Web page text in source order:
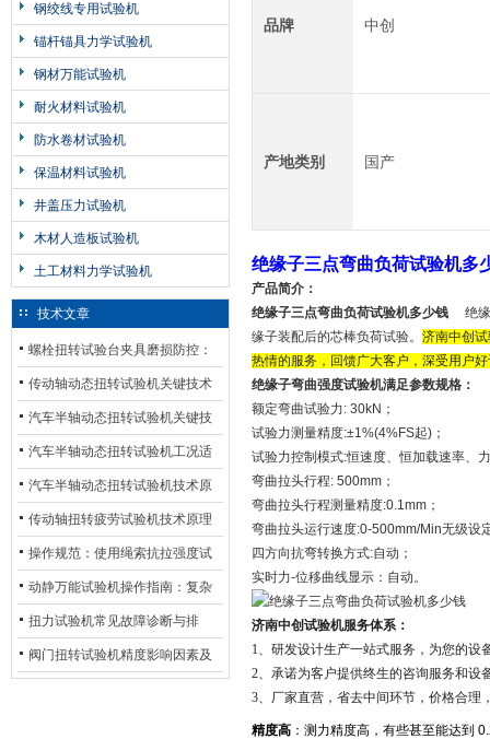
钢绞线专用试验机
锚杆锚具力学试验机
钢材万能试验机
耐火材料试验机
防水卷材试验机
保温材料试验机
井盖压力试验机
木材人造板试验机
土工材料力学试验机
技术文章
螺栓扭转试验台夹具磨损防控：
材质选型与表面处理的耐用性优
化
传动轴动态扭转试验机关键技术
及产业落地应用
汽车半轴动态扭转试验机关键技
术及产业落地应用
汽车半轴动态扭转试验机工况适
配与质控应用探析
汽车半轴动态扭转试验机技术原
理与行业应用
传动轴扭转疲劳试验机技术原理
与行业应用
操作规范：使用绳索抗拉强度试
验机的完整测试步骤
动静万能试验机操作指南：复杂
动态测试的标准化流程
扭力试验机常见故障诊断与排
除：从传感器信号异常到机械传
阀门扭转试验机精度影响因素及
品牌 中创
产地类别 国产
绝缘子三点弯曲负荷试验机多
产品简介：
绝缘子三点弯曲负荷试验机多少钱
绝
缘子装配后的芯棒负荷试验。 济南中创
热情的服务，回馈广大客户，深受用户
绝缘子弯曲强度试验机满足参数规格：
额定弯曲试验力: 30kN；
试验力测量精度:±1%(4%FS起)；
试验力控制模式:恒速度、恒加载速率、
弯曲拉头行程: 500mm；
弯曲拉头行程测量精度:0.1mm；
弯曲拉头运行速度:0-500mm/Min无级设
四方向抗弯转换方式:自动；
实时力-位移曲线显示：自动。
济南中创试验机服务体系：
1、研发设计生产一站式服务，为您的设
2、承诺为客户提供终生的咨询服务和设
3、厂家直营，省去中间环节，价格合理
精度高 ：测力精度高，有些甚至能达到